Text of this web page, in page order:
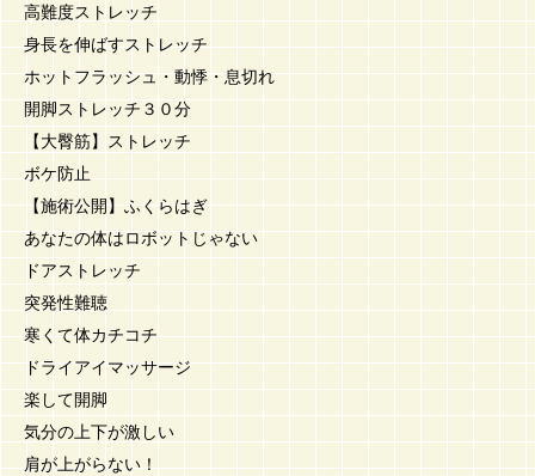
高難度ストレッチ
身長を伸ばすストレッチ
ホットフラッシュ・動悸・息切れ
開脚ストレッチ３０分
【大臀筋】ストレッチ
ボケ防止
【施術公開】ふくらはぎ
あなたの体はロボットじゃない
ドアストレッチ
突発性難聴
寒くて体カチコチ
ドライアイマッサージ
楽して開脚
気分の上下が激しい
肩が上がらない！